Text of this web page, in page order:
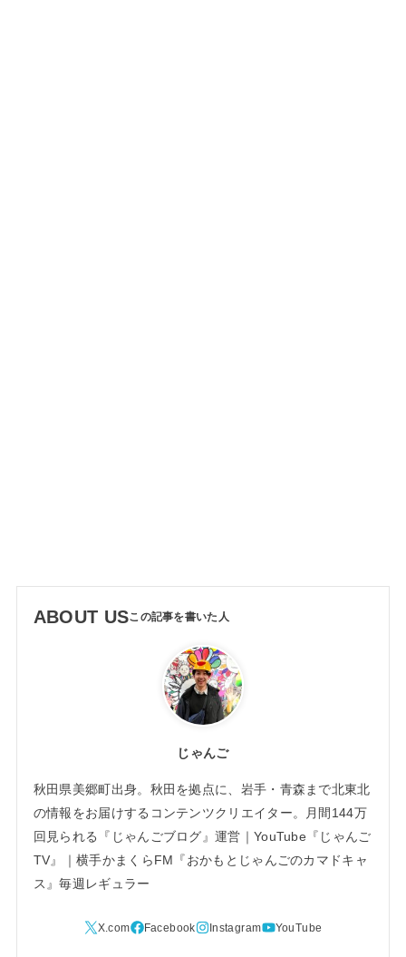
ABOUT US
じゃんご
秋田県美郷町出身。秋田を拠点に、岩手・青森まで北東北
の情報をお届けするコンテンツクリエイター。月間144万
回見られる『じゃんごブログ』運営｜YouTube『じゃんご
TV』｜横手かまくらFM『おかもとじゃんごのカマドキャ
ス』毎週レギュラー